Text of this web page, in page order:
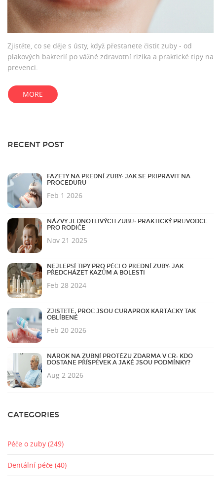
Zjistěte, co se děje s ústy, když přestanete čistit zuby - od
plakových bakterií po vážné zdravotní rizika a praktické tipy na
prevenci.
MORE
RECENT POST
FAZETY NA PŘEDNÍ ZUBY: JAK SE PŘIPRAVIT NA
PROCEDURU
Feb 1 2026
NÁZVY JEDNOTLIVÝCH ZUBŮ: PRAKTICKÝ PRŮVODCE
PRO RODIČE
Nov 21 2025
NEJLEPŠÍ TIPY PRO PÉČI O PŘEDNÍ ZUBY: JAK
PŘEDCHÁZET KAZŮM A BOLESTI
Feb 28 2024
ZJISTĚTE, PROČ JSOU CURAPROX KARTÁČKY TAK
OBLÍBENÉ
Feb 20 2026
NÁROK NA ZUBNÍ PROTÉZU ZDARMA V ČR: KDO
DOSTANE PŘÍSPĚVEK A JAKÉ JSOU PODMÍNKY?
Aug 2 2026
CATEGORIES
Péče o zuby (249)
Dentální péče (40)